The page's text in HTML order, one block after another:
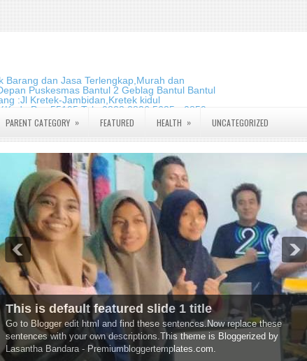
Barang dan Jasa Terlengkap,Murah dan
Puskesmas Bantul 2 Geblag Bantul Bantul
:Jl Kretek-Jambidan,Kretek kidul
Pos:55195 Telp:0823 2826 5635 - 0859
PARENT CATEGORY » FEATURED HEALTH » UNCATEGORIZED
This is default featured slide 1 title
Go to Blogger edit html and find these sentences.Now replace these
sentences with your own descriptions.This theme is Bloggerized by
Lasantha Bandara - Premiumbloggertemplates.com.